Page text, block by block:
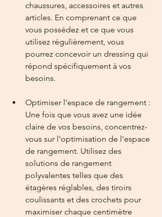
chaussures, accessoires et autres
articles. En comprenant ce que
vous possédez et ce que vous
utilisez régulièrement, vous
pourrez concevoir un dressing qui
répond spécifiquement à vos
besoins.
Optimiser l'espace de rangement :
Une fois que vous avez une idée
claire de vos besoins, concentrez-
vous sur l'optimisation de l'espace
de rangement. Utilisez des
solutions de rangement
polyvalentes telles que des
étagères réglables, des tiroirs
coulissants et des crochets pour
maximiser chaque centimètre